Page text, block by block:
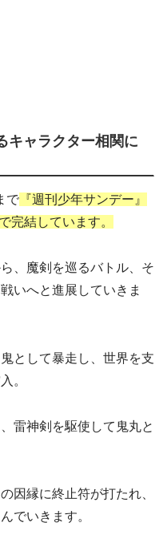
キャラクター相関に
で 『週刊少年サンデー』
完結しています。
、魔剣を巡るバトル、そ
いへと進展していきま
として暴走し、世界を支
。
雷神剣を駆使して鬼丸と
因縁に終止符が打たれ、
でいきます。